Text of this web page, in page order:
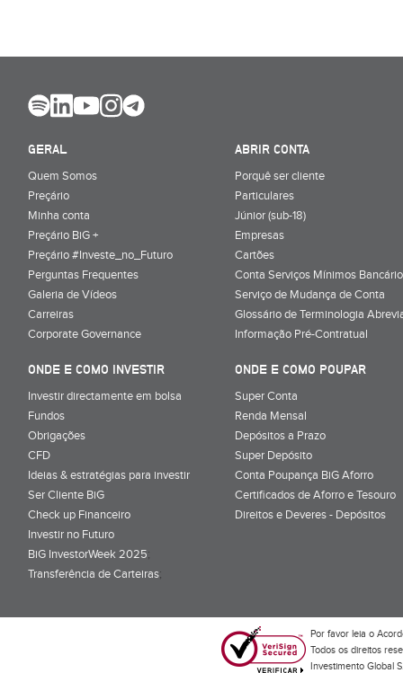
GERAL
Quem Somos
Preçário
Minha conta
Preçário BiG +
Preçário #Investe_no_Futuro
Perguntas Frequentes
Galeria de Vídeos
Carreiras
Corporate Governance
ABRIR CONTA
Porquê ser cliente
Particulares
Júnior (sub-18)
Empresas
Cartões
Conta Serviços Mínimos
Serviço de Mudança de Conta
Glossário de Terminologia
Informação Pré-Contratual
ONDE E COMO INVESTIR
Investir directamente em bolsa
Fundos
Obrigações
CFD
Ideias & estratégias para investir
Ser Cliente BiG
Check up Financeiro
Investir no Futuro
BiG InvestorWeek 2025;
Transferência de Carteiras;
ONDE E COMO POUPAR
Super Conta
Renda Mensal
Depósitos a Prazo
Super Depósito
Conta Poupança BiG Aforro
Certificados de Aforro e Tesouro
Direitos e Deveres - Depósitos
Por favor leia o
Todos os direitos
Investimento Global